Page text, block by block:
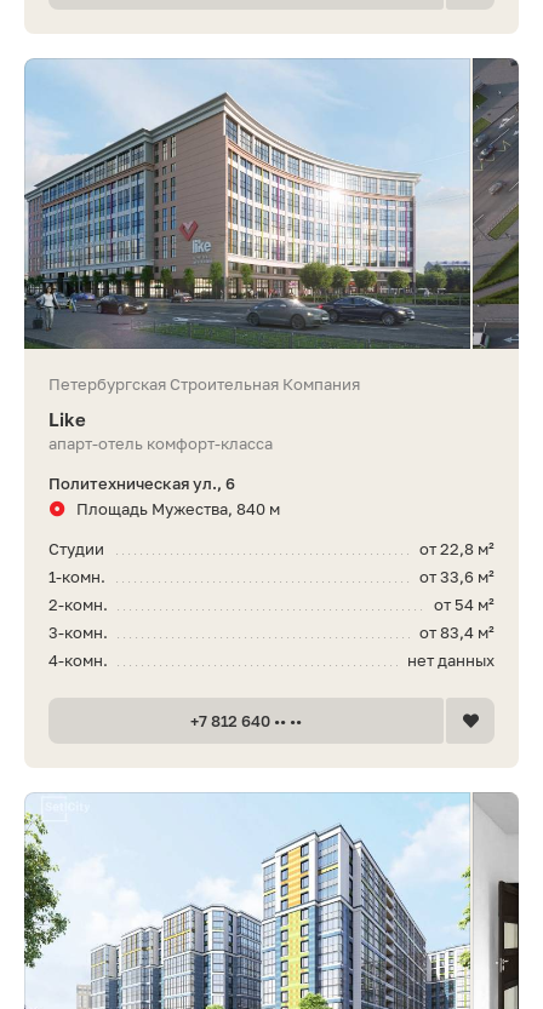
Петербургская Строительная Компания
Like
апарт-отель комфорт-класса
Политехническая ул., 6
Площадь Мужества, 840 м
от 22,8 м²
Студии
от 33,6 м²
1-комн.
от 54 м²
2-комн.
от 83,4 м²
3-комн.
нет данных
4-комн.
+7 812 640 •• ••